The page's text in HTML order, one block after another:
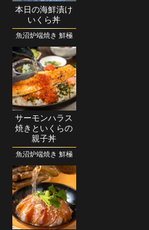
本日の海鮮漬け
いくら丼
魚沼炉端焼き 鮮極
サーモンハラス
焼きといくらの
親子丼
魚沼炉端焼き 鮮極